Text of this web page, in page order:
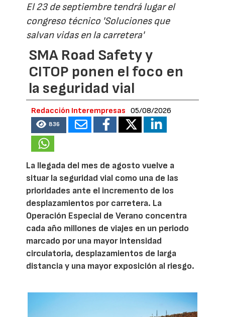
El 23 de septiembre tendrá lugar el
congreso técnico 'Soluciones que
salvan vidas en la carretera'
SMA Road Safety y
CITOP ponen el foco en
la seguridad vial
Redacción Interempresas 05/08/2026
836
La llegada del mes de agosto vuelve a
situar la seguridad vial como una de las
prioridades ante el incremento de los
desplazamientos por carretera. La
Operación Especial de Verano concentra
cada año millones de viajes en un periodo
marcado por una mayor intensidad
circulatoria, desplazamientos de larga
distancia y una mayor exposición al riesgo.